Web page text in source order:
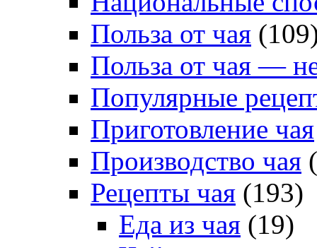
Польза от чая
Польза от чая —
Популярные
Приготовление чая
Производство чая
Рецепты чая (193)
Еда из чая (19)